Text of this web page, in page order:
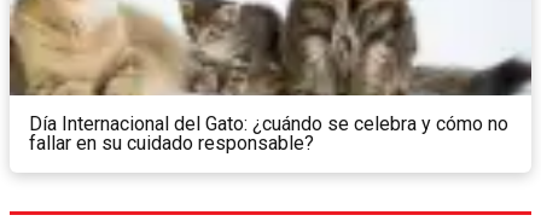
Día Internacional del Gato: ¿cuándo se celebra y cómo no
fallar en su cuidado responsable?